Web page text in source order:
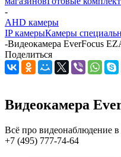
-
AHD камеры
IP камерыКамеры
-Видеокамера EverFocus
Поделиться
Видеокамера
Всё про видеонаблюдение в
+7 (495) 777-74-64